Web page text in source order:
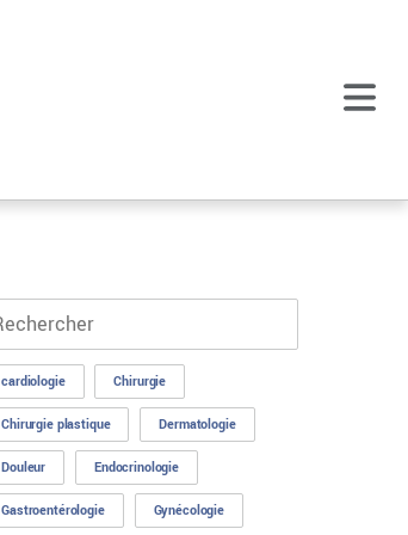
cardiologie Chirurgie
Chirurgie plastique Dermatologie
Douleur Endocrinologie
Gastroentérologie Gynécologie